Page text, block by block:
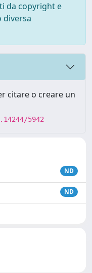
da copyright e
diversa
citare o creare un
5942
ND
ND